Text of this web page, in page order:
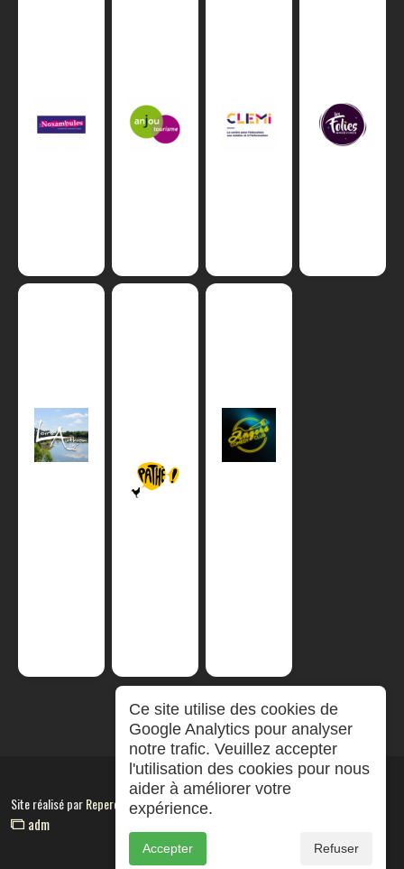
Site réalisé parRepereCom
adm
Ce site utilise des cookies de
Google Analytics pour analyser
notre trafic. Veuillez accepter
l'utilisation des cookies pour nous
aider à améliorer votre
expérience.
Accepter Refuser